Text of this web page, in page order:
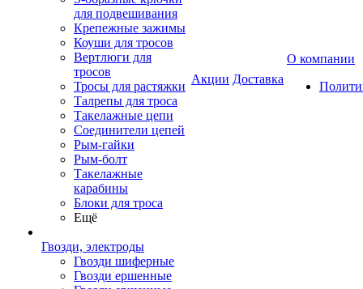
для подвешивания
Крепежные зажимы
Коуши для тросов
Вертлюги для
тросов
Тросы для растяжки
Талрепы для троса
Такелажные цепи
Соединители цепей
Рым-гайки
Рым-болт
Такелажные
карабины
Блоки для троса
Ещё
Гвозди, электроды
Гвозди шиферные
Гвозди ершенные
Акции Доставка
О компании